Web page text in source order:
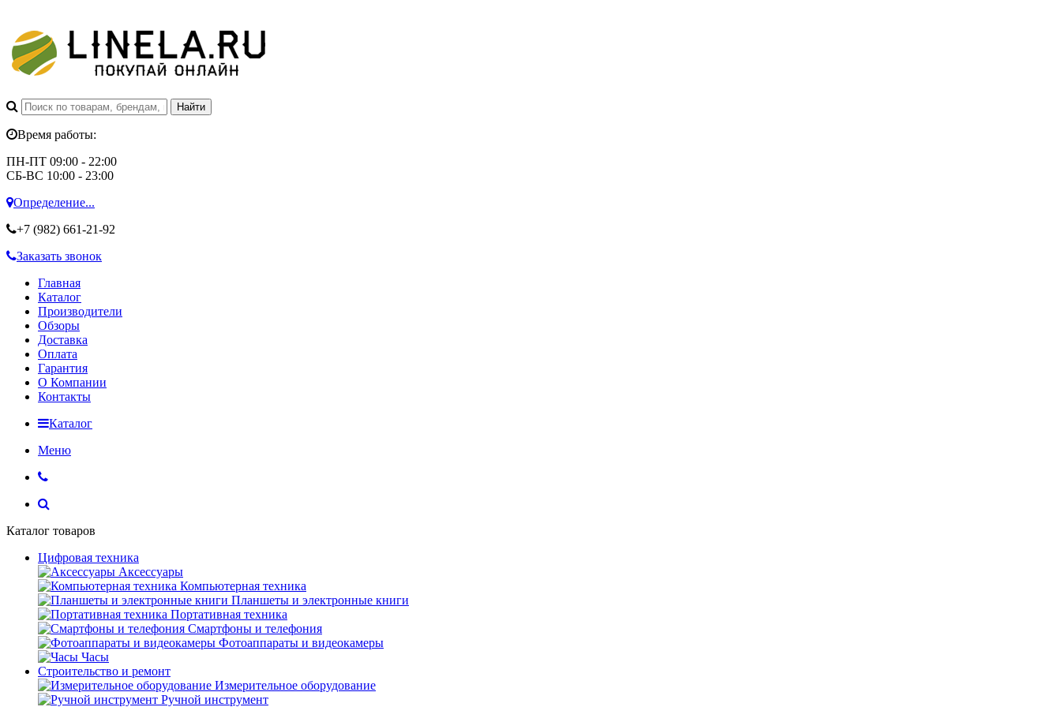
Время работы:
ПН-ПТ 09:00 - 22:00
СБ-ВС 10:00 - 23:00
Определение...
+7 (982) 661-21-92
Заказать звонок
Главная
Каталог
Производители
Обзоры
Доставка
Оплата
Гарантия
О Компании
Контакты
Каталог
Меню
Каталог товаров
Цифровая техника
Аксессуары
Компьютерная техника
Планшеты и электронные книги
Портативная техника
Смартфоны и телефония
Фотоаппараты и видеокамеры
Часы
Строительство и ремонт
Измерительное оборудование
Ручной инструмент